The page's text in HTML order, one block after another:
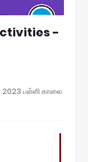
-
பள்ளி காலை